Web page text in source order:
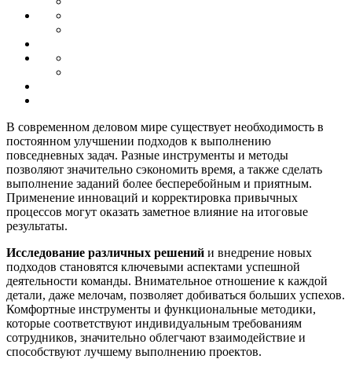
В современном деловом мире существует необходимость в
постоянном улучшении подходов к выполнению
повседневных задач. Разные инструменты и методы
позволяют значительно сэкономить время, а также сделать
выполнение заданий более бесперебойным и приятным.
Применение инноваций и корректировка привычных
процессов могут оказать заметное влияние на итоговые
результаты.
Исследование различных решений и внедрение новых
подходов становятся ключевыми аспектами успешной
деятельности команды. Внимательное отношение к каждой
детали, даже мелочам, позволяет добиваться больших успехов.
Комфортные инструменты и функциональные методики,
которые соответствуют индивидуальным требованиям
сотрудников, значительно облегчают взаимодействие и
способствуют лучшему выполнению проектов.